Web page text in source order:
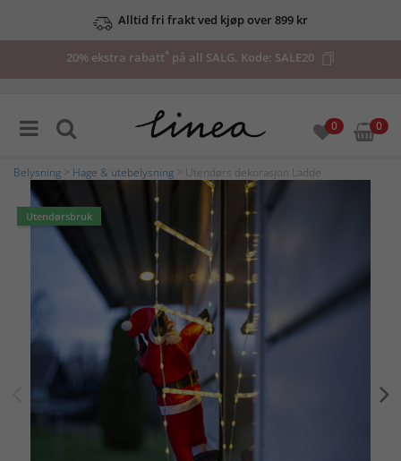
Alltid fri frakt ved kjøp over 899 kr
20% ekstra rabatt* på all SALG. Kode: SALE20
0 0
Belysning Hage & utebelysning > Utendørs dekorasjon Ladde
Utendørsbruk